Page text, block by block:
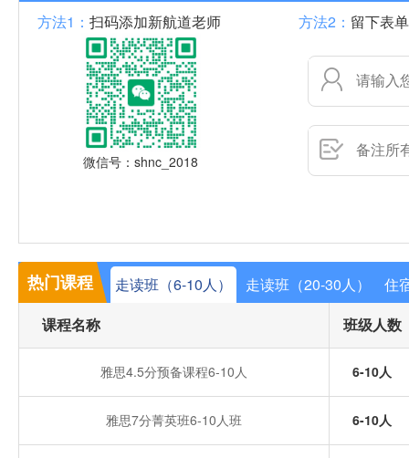
方法1： 扫码添加新航道老师
微信号：shnc_2018
方法2： 留下表
热门课程 走读班（6-10人） 走读班（20-30人）
住
课程名称
班级人数
雅思4.5分预备课程6-10人 6-10人
雅思7分菁英班6-10人班 6-10人